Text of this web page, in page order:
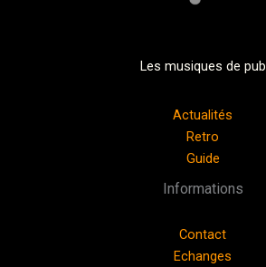
Les musiques de pub
Actualités
Retro
Guide
Informations
Contact
Echanges